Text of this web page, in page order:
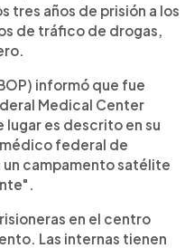
tres años de prisión a los
de tráfico de drogas,
informó que fue
Medical Center
lugar es descrito en su
federal de
campamento satélite
en el centro
Las internas tienen